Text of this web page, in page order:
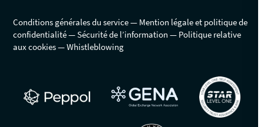
Conditions générales du service
Mention légale et politique de
confidentialité
Sécurité de l’information
Politique relative
aux cookies
Whistleblowing